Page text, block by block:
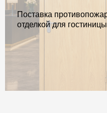
Поставка
отделкой для